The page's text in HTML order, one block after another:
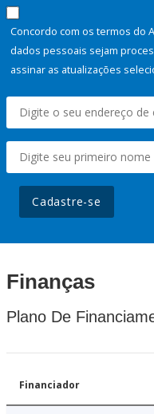
Concordo com os termos do
dados pessoais sejam
assinar as atualizações
Cadastre-se
Finanças
Plano De
Financiador